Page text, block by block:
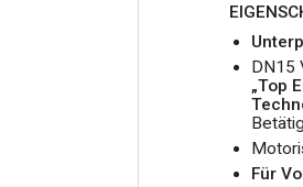
DN15
„Top
Für